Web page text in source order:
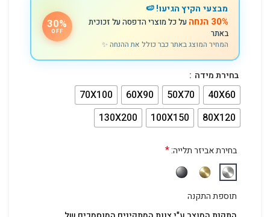
מבצעי הקיץ הגיעו! 🍉
30% הנחה
על כל מוצרי הדפסה על זכוכית
באתר
המחיר המוצג באתר כבר כולל את ההנחה ✨
30%
OFF
בחירת מידה
40X60
50X70
60X90
70X100
80X120
100X150
130X200
בחירת אביזר תלייה:*
תוספת התקנה